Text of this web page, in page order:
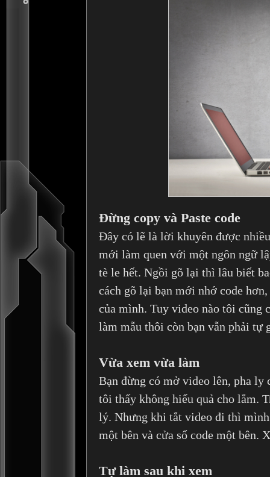
Đừng copy và Paste code
Đây có lẽ là lời khuyên được
mới làm quen với một ngôn ngữ
tè le hết. Ngồi gõ lại thì lâu biết
cách gõ lại bạn mới nhớ code
của mình. Tuy video nào tôi cũng
làm mẫu thôi còn bạn vẫn phải tự
Vừa xem vừa làm
Bạn đừng có mở video lên, pha ly
tôi thấy không hiểu quả cho lắm.
lý. Nhưng khi tắt video đi thì
một bên và cửa sổ code một bên.
Tự làm sau khi xem